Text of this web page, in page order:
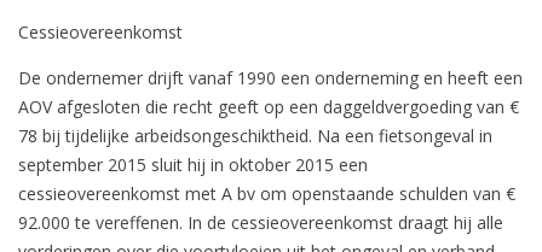
Cessieovereenkomst
De ondernemer drijft vanaf 1990 een onderneming en heeft een
AOV afgesloten die recht geeft op een daggeldvergoeding van €
78 bij tijdelijke arbeidsongeschiktheid. Na een fietsongeval in
september 2015 sluit hij in oktober 2015 een
cessieovereenkomst met A bv om openstaande schulden van €
92.000 te vereffenen. In de cessieovereenkomst draagt hij alle